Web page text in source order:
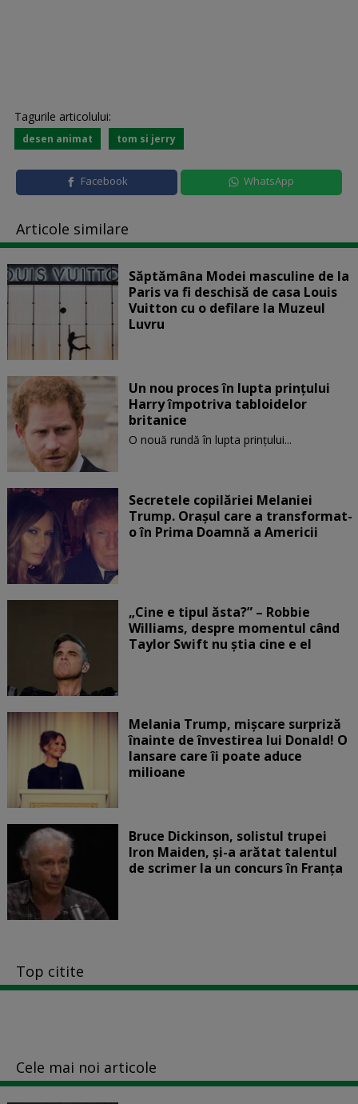
Tagurile articolului:
desen animat tom si jerry
Facebook WhatsApp
Articole similare
Săptămâna Modei masculine de la
Paris va fi deschisă de casa Louis
Vuitton cu o defilare la Muzeul
Luvru
Un nou proces în lupta prinţului
Harry împotriva tabloidelor
britanice
O nouă rundă în lupta prinţului...
Secretele copilăriei Melaniei
Trump. Orașul care a transformat-
o în Prima Doamnă a Americii
„Cine e tipul ăsta?” – Robbie
Williams, despre momentul când
Taylor Swift nu știa cine e el
Melania Trump, mișcare surpriză
înainte de învestirea lui Donald! O
lansare care îi poate aduce
milioane
Bruce Dickinson, solistul trupei
Iron Maiden, şi-a arătat talentul
de scrimer la un concurs în Franţa
Top citite
Cele mai noi articole